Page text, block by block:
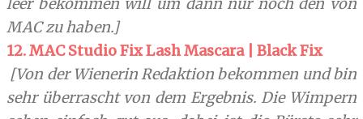
leer bekommen will um dann nur noch den von
MAC zu haben.]
12. MAC Studio Fix Lash Mascara | Black Fix
[Von der Wienerin Redaktion bekommen und bin
sehr überrascht von dem Ergebnis. Die Wimpern